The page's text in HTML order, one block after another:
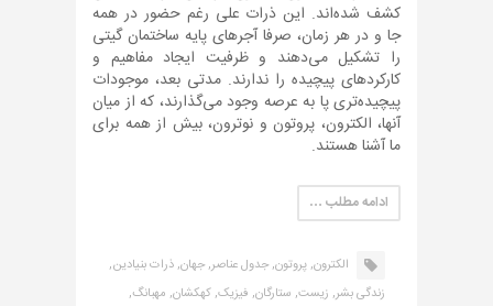
کشف شده‌اند. این ذرات علی رغم حضور در همه
جا و در هر زمان، صرفا آجرهای پایه ساختمان گیتی
را تشکیل می‌دهند و ظرفیت ایجاد مفاهیم و
کارکردهای پیچیده را ندارند. مدتی بعد، موجودات
پیچیده‌تری پا به عرصه وجود می‌گذارند، که از میان
آنها، الکترون، پروتون و نوترون، بیش از همه برای
ما آشنا هستند.
ادامه مطلب …
الکترون,پروتون,جدول عناصر,جهان,ذرات بنیادین,
زندگی بشر, زیست, ستارگان, فیزیک,کهکشان, مهبانگ,